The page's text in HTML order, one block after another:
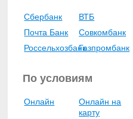
Сбербанк ВТБ
Почта Банк
Совкомбанк
РоссельхозбанкГазпромбанк
По условиям
Онлайн
Онлайн на
карту